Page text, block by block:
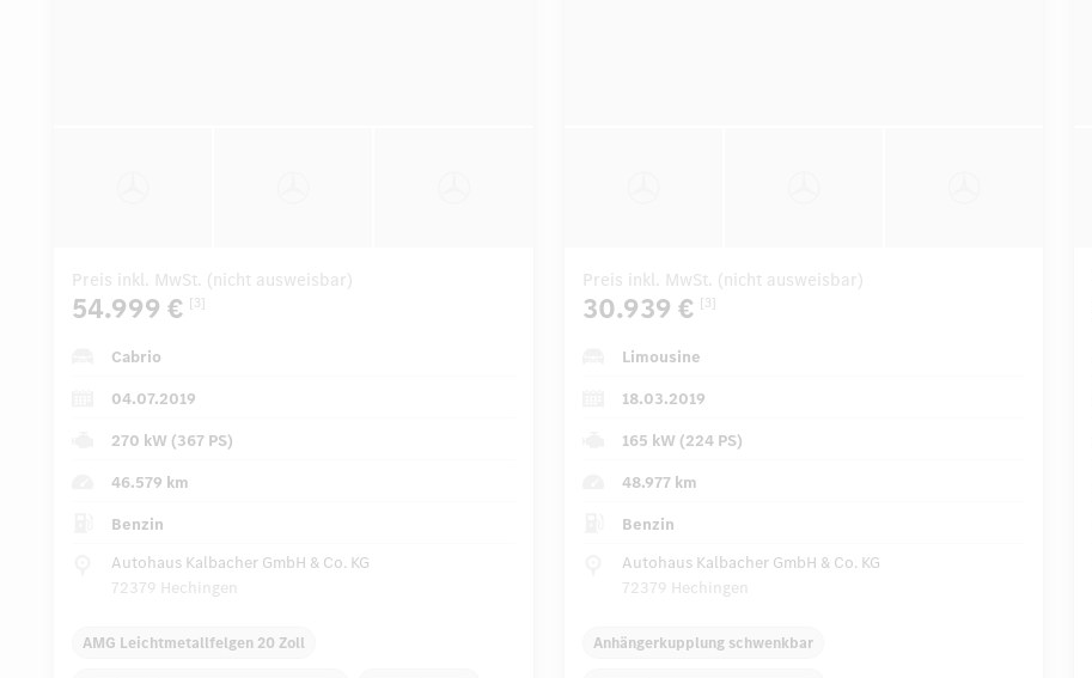
Preis inkl. MwSt. (nicht ausweisbar)
54.999 € [3]
Cabrio
04.07.2019
270 kW (367 PS)
46.579 km
Benzin
Autohaus Kalbacher GmbH & Co. KG
72379 Hechingen
AMG Leichtmetallfelgen 20 Zoll
Preis inkl. MwSt. (nicht ausweisbar)
30.939 € [3]
Limousine
18.03.2019
165 kW (224 PS)
48.977 km
Benzin
Autohaus Kalbacher GmbH & Co. KG
72379 Hechingen
Anhängerkupplung schwenkbar